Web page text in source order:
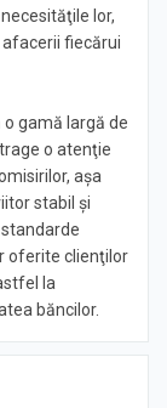
lor,
fiecărui
gamă largă de
o atenţie
aşa
stabil şi
oferite clienţilor
la
băncilor.